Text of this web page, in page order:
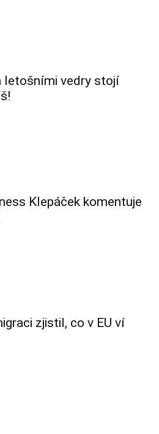
letošními vedry stojí
Klepáček komentuje
zjistil, co v EU ví